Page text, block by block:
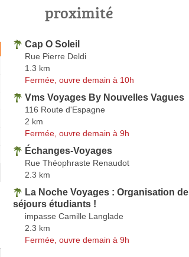
proximité
Cap O Soleil
Rue Pierre Deldi
1.3 km
Fermée, ouvre demain à 10h
Vms Voyages By Nouvelles Vagues
116 Route d'Espagne
2 km
Fermée, ouvre demain à 9h
Échanges-Voyages
Rue Théophraste Renaudot
2.3 km
La Noche Voyages : Organisation de
séjours étudiants !
impasse Camille Langlade
2.3 km
Fermée, ouvre demain à 9h